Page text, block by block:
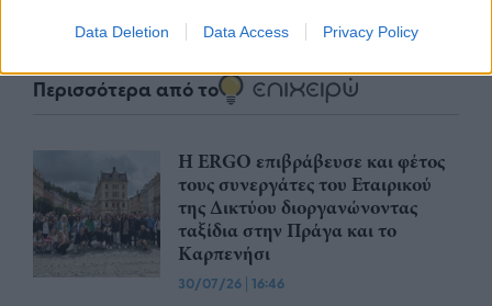
Data Deletion Data Access Privacy Policy
Περισσότερα από το
Η ERGO επιβράβευσε και φέτος
τους συνεργάτες του Εταιρικού
της Δικτύου διοργανώνοντας
ταξίδια στην Πράγα και το
Καρπενήσι
30/07/26 | 16:46